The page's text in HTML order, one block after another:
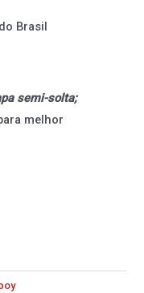
Brasil
semi-solta;
melhor